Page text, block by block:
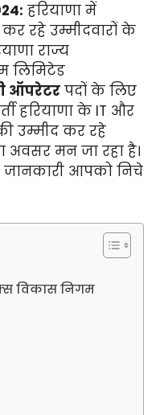
हरियाणा में
रहे उम्मीदवारों के
राज्य
लिमिटेड
ऑपरेटर पदों के लिए
हरियाणा के IT और
उम्मीद कर रहे
अवसर मन जा रहा है।
जानकारी आपको निचे
विकास निगम